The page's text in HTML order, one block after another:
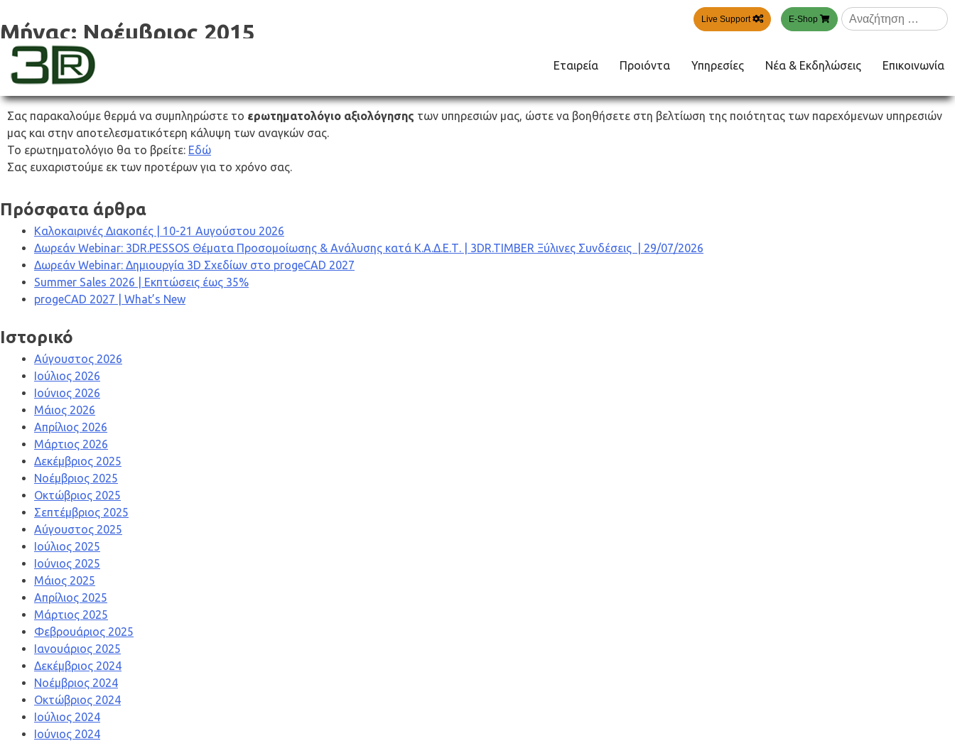
to
content
Live Support E-Shop
Αναζήτηση
για:
3dr
Εταιρεία Προιόντα Υπηρεσίες Νέα & Εκδηλώσεις Επικοινωνία
Μήνας: Νοέμβριος 2015
Ερωτηματολόγιο Αξιολόγησης 2016
Σας παρακαλούμε θερμά να συμπληρώστε το ερωτηματολόγιο αξιολόγησης των υπηρεσιών μας, ώστε να βοηθήσετε στη βελτίωση της ποιότητας των παρεχόμενων υπηρεσιών
μας και στην αποτελεσματικότερη κάλυψη των αναγκών σας.
Το ερωτηματολόγιο θα το βρείτε: Εδώ
Σας ευχαριστούμε εκ των προτέρων για το χρόνο σας.
Πρόσφατα άρθρα
Καλοκαιρινές Διακοπές | 10-21 Αυγούστου 2026
Δωρεάν Webinar: 3DR.PESSOS Θέματα Προσομοίωσης & Ανάλυσης κατά Κ.Α.Δ.Ε.Τ. | 3DR.TIMBER Ξύλινες Συνδέσεις | 29/07/2026
Δωρεάν Webinar: Δημιουργία 3D Σχεδίων στο progeCAD 2027
Summer Sales 2026 | Εκπτώσεις έως 35%
progeCAD 2027 | What’s New
Ιστορικό
Αύγουστος 2026
Ιούλιος 2026
Ιούνιος 2026
Μάιος 2026
Απρίλιος 2026
Μάρτιος 2026
Δεκέμβριος 2025
Νοέμβριος 2025
Οκτώβριος 2025
Σεπτέμβριος 2025
Αύγουστος 2025
Ιούλιος 2025
Ιούνιος 2025
Μάιος 2025
Απρίλιος 2025
Μάρτιος 2025
Φεβρουάριος 2025
Ιανουάριος 2025
Δεκέμβριος 2024
Νοέμβριος 2024
Οκτώβριος 2024
Ιούλιος 2024
Ιούνιος 2024